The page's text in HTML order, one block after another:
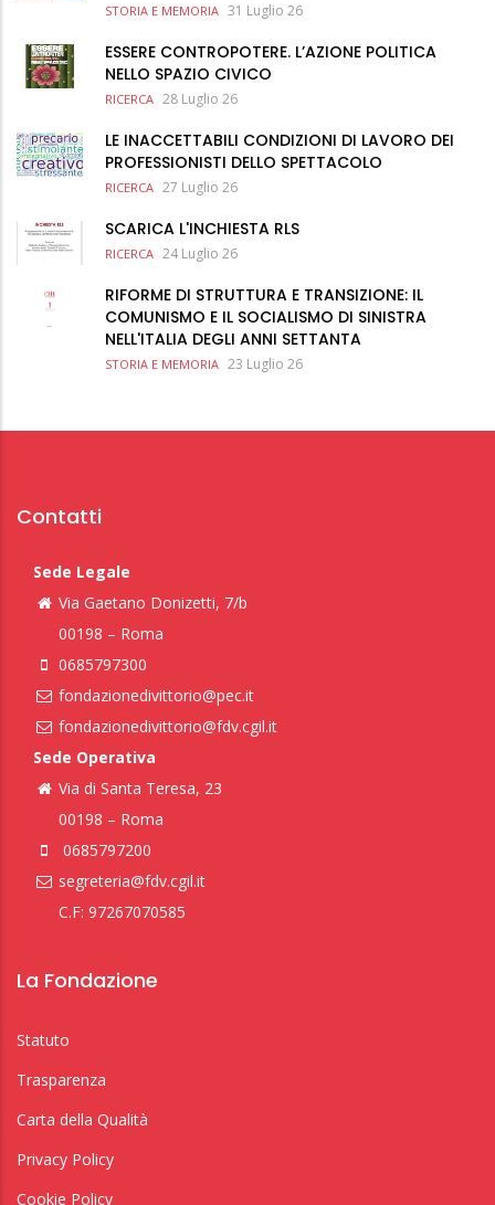
STORIA E MEMORIA 31 Luglio 26
ESSERE CONTROPOTERE. L’AZIONE POLITICA
NELLO SPAZIO CIVICO
RICERCA 28 Luglio 26
LE INACCETTABILI CONDIZIONI DI LAVORO DEI
PROFESSIONISTI DELLO SPETTACOLO
RICERCA 27 Luglio 26
SCARICA L'INCHIESTA RLS
RICERCA 24 Luglio 26
RIFORME DI STRUTTURA E TRANSIZIONE: IL
COMUNISMO E IL SOCIALISMO DI SINISTRA
NELL'ITALIA DEGLI ANNI SETTANTA
STORIA E MEMORIA 23 Luglio 26
Contatti
Sede Legale
Via Gaetano Donizetti, 7/b
00198 – Roma
0685797300
fondazionedivittorio@pec.it
fondazionedivittorio@fdv.cgil.it
Sede Operativa
Via di Santa Teresa, 23
00198 – Roma
0685797200
segreteria@fdv.cgil.it
C.F: 97267070585
La Fondazione
Statuto
Trasparenza
Carta della Qualità
Privacy Policy
Cookie Policy